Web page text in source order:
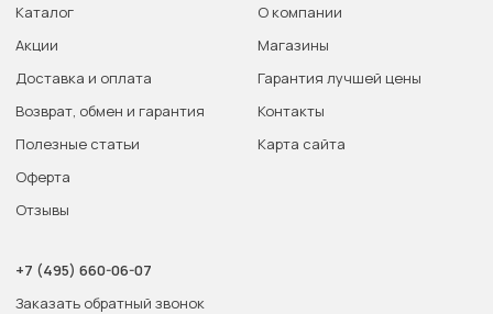
Каталог
Акции
Доставка и оплата
Возврат, обмен и гарантия
Полезные статьи
Оферта
Отзывы
О компании
Магазины
Гарантия лучшей цены
Контакты
Карта сайта
+7 (495) 660-06-07
Заказать обратный звонок